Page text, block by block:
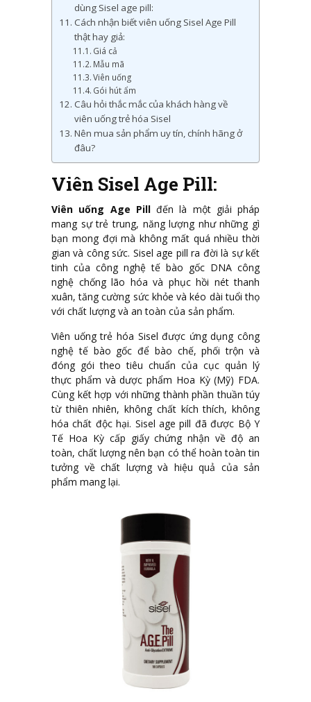
dùng Sisel age pill:
Cách nhận biết viên uống Sisel Age Pill
thật hay giả:
Giá cả
Mẫu mã
Viên uống
Gói hút ẩm
Câu hỏi thắc mắc của khách hàng về
viên uống trẻ hóa Sisel
Nên mua sản phẩm uy tín, chính hãng ở
đâu?
Viên Sisel Age Pill:
Viên uống Age Pillđến là một giải pháp
mang sự trẻ trung, năng lượng như những gì
bạn mong đợi mà không mất quá nhiều thời
gian và công sức. Sisel age pill ra đời là sự kết
tinh của công nghệ tế bào gốc DNA công
nghệ chống lão hóa và phục hồi nét thanh
xuân, tăng cường sức khỏe và kéo dài tuổi thọ
với chất lượng và an toàn của sản phẩm.
Viên uống trẻ hóa Sisel được ứng dụng công
nghệ tế bào gốc để bào chế, phối trộn và
đóng gói theo tiêu chuẩn của cục quản lý
thực phẩm và dược phẩm Hoa Kỳ (Mỹ) FDA.
Cùng kết hợp với những thành phần thuần túy
từ thiên nhiên, không chất kích thích, không
hóa chất độc hại. Sisel age pill đã được Bộ Y
Tế Hoa Kỳ cấp giấy chứng nhận về độ an
toàn, chất lượng nên bạn có thể hoàn toàn tin
tưởng về chất lượng và hiệu quả của sản
phẩm mang lại.